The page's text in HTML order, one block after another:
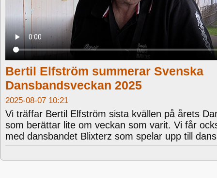
Bertil Elfström summerar Svenska
Dansbandsveckan 2025
2025-08-07 10:21
Vi träffar Bertil Elfström sista kvällen på årets
som berättar lite om veckan som varit. Vi får
med dansbandet Blixterz som spelar upp till